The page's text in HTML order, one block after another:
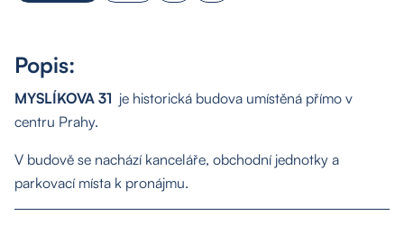
Popis:
MYSLÍKOVA 31 je historická budova umístěná přímo v
centru Prahy.
V budově se nachází kanceláře, obchodní jednotky a
parkovací místa k pronájmu.